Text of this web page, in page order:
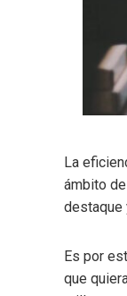
La
ámbito
destaque
Es por
que